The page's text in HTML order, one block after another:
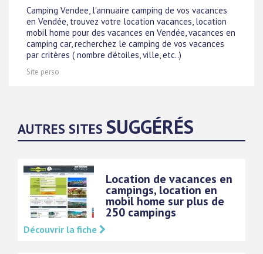
Camping Vendee, l'annuaire camping de vos vacances
en Vendée, trouvez votre location vacances, location
mobil home pour des vacances en Vendée, vacances en
camping car, recherchez le camping de vos vacances
par critères ( nombre d'étoiles, ville, etc..)
Site perso
AUTRES SITES SUGGÉRÉS
Location de vacances en
campings, location en
mobil home sur plus de
250 campings
Découvrir la fiche